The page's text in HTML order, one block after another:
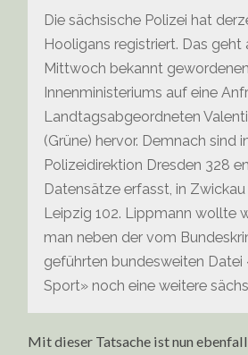
Die sächsische Polizei hat
Hooligans registriert. Das geht
Mittwoch bekannt
Innenministeriums auf eine
Landtagsabgeordneten
(Grüne) hervor. Demnach sind
Polizeidirektion Dresden 328
Datensätze erfasst, in Zwickau
Leipzig 102. Lippmann wollte
man neben der vom
geführten bundesweiten
Sport» noch eine weitere
Mit dieser Tatsache ist nun